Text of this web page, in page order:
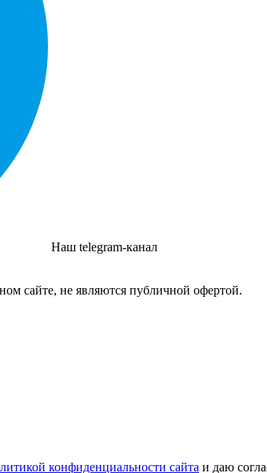
Наш telegram-канал
сайте, не являются публичной офертой.
конфиденциальности сайта и даю